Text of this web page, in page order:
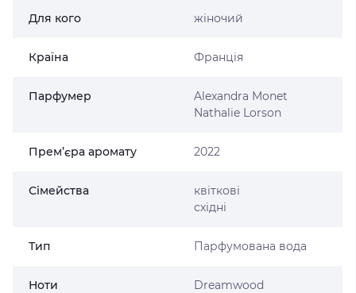
Для кого жіночий
Країна Франція
Парфумер
Alexandra Monet
Nathalie Lorson
Прем’єра аромату 2022
Сімейства
квіткові
східні
Тип Парфумована вода
Ноти
Dreamwood